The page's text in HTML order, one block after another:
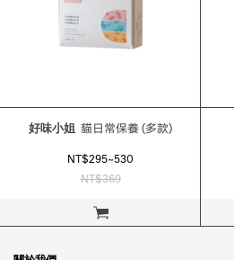
立即購買
好味小姐 貓日常保養 (多款)
NT$295~530
NT$369